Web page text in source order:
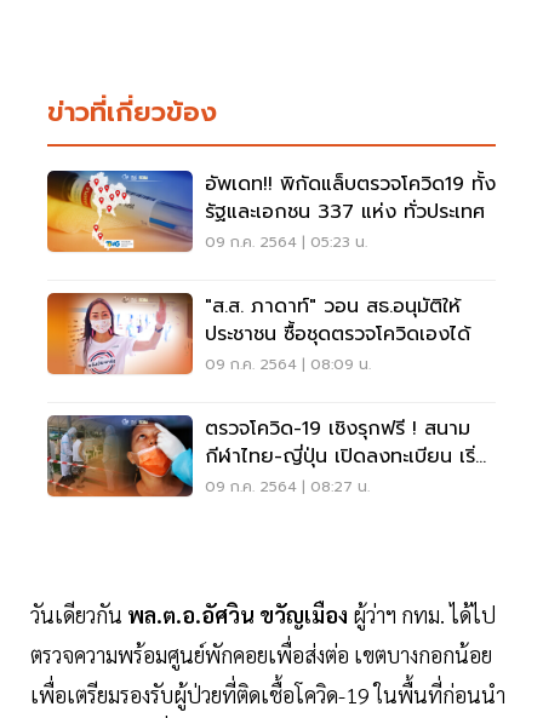
ข่าวที่เกี่ยวข้อง
อัพเดท!! พิกัดแล็บตรวจโควิด19 ทั้ง
รัฐและเอกชน 337 แห่ง ทั่วประเทศ
09 ก.ค. 2564 | 05:23 น.
"ส.ส. ภาดาท์" วอน สธ.อนุมัติให้
ประชาชน ซื้อชุดตรวจโควิดเองได้
09 ก.ค. 2564 | 08:09 น.
ตรวจโควิด-19 เชิงรุกฟรี ! สนาม
กีฬาไทย-ญี่ปุ่น เปิดลงทะเบียน เริ่ม
10 ก.ค.
09 ก.ค. 2564 | 08:27 น.
วันเดียวกัน พล.ต.อ.อัศวิน ขวัญเมือง ผู้ว่าฯ กทม. ได้ไป
ตรวจความพร้อมศูนย์พักคอยเพื่อส่งต่อ เขตบางกอกน้อย
เพื่อเตรียมรองรับผู้ป่วยที่ติดเชื้อโควิด-19 ในพื้นที่ก่อนนำ